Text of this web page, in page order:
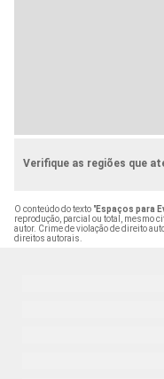
Verifique as regiões que
O conteúdo do texto "Espaços para
reprodução, parcial ou total, mesmo
autor. Crime de violação de direito
direitos autorais.